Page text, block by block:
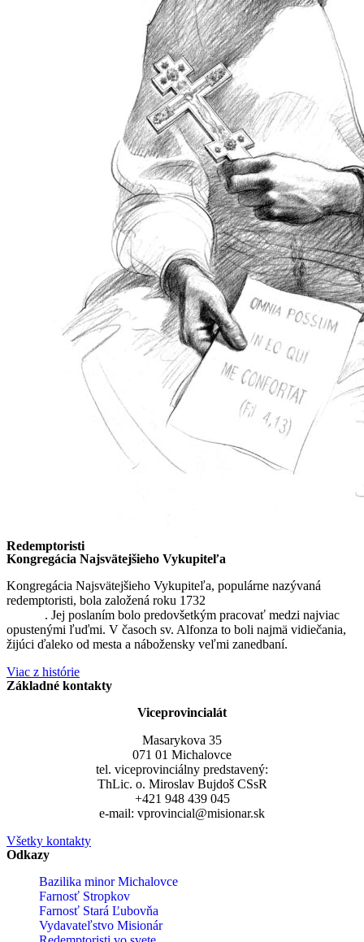
Redemptoristi
Kongregácia Najsvätejšieho Vykupiteľa
Kongregácia Najsvätejšieho Vykupiteľa, populárne nazývaná
redemptoristi, bola založená roku 1732
. Jej poslaním bolo predovšetkým pracovať medzi najviac
opustenými ľuďmi. V časoch sv. Alfonza to boli najmä vidiečania,
žijúci ďaleko od mesta a nábožensky veľmi zanedbaní.
Viac z histórie
Základné kontakty
Viceprovincialát
Masarykova 35
071 01 Michalovce
tel. viceprovinciálny predstavený:
ThLic. o. Miroslav Bujdoš CSsR
+421 948 439 045
e-mail: vprovincial@misionar.sk
Všetky kontakty
Odkazy
Bazilika minor Michalovce
Farnosť Stropkov
Farnosť Stará Ľubovňa
Vydavateľstvo Misionár